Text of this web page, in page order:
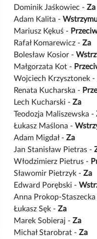
Dominik Jaśkowiec - Za
Adam Kalita -
Mariusz Kękuś -
Rafał Komarewicz - Za
Bolesław Kosior -
Małgorzata Kot -
Wojciech Krzysztonek -
Renata Kucharska -
Lech Kucharski - Za
Teodozja Maliszewska -
Łukasz Maślona -
Adam Migdał - Za
Jan Stanisław Pietras -
Włodzimierz Pietrus -
Sławomir Pietrzyk - Za
Edward Porębski -
Anna Prokop-Staszecka
Łukasz Sęk - Za
Marek Sobieraj - Za
Michał Starobrat - Za